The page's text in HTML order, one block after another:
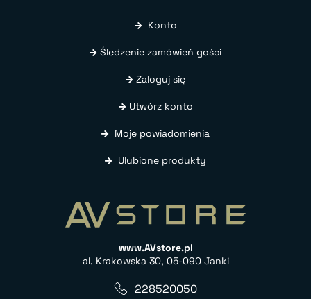
Konto
Śledzenie zamówień gości
Zaloguj się
Utwórz konto
Moje powiadomienia
Ulubione produkty
www.AVstore.pl
al. Krakowska 30, 05-090 Janki
228520050